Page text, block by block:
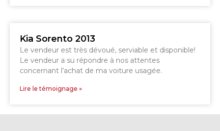
Kia Sorento 2013
Le vendeur est très dévoué, serviable et disponible!
Le vendeur a su répondre à nos attentes
concernant l’achat de ma voiture usagée.
Lire le témoignage »